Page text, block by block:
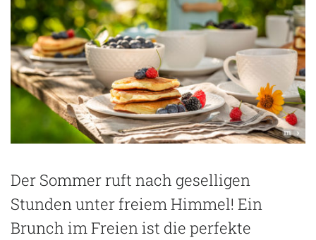
Der Sommer ruft nach geselligen
Stunden unter freiem Himmel! Ein
Brunch im Freien ist die perfekte